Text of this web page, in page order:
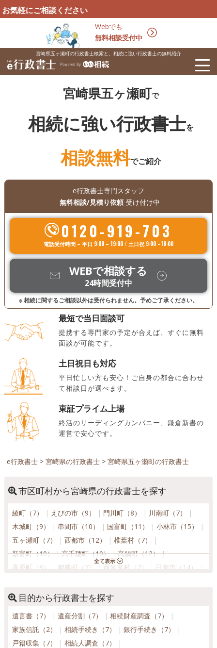
Webでも
無料相談受付中
ください
宮崎県五ヶ瀬町の行政書士検索と、相続に強い行政書士の無料紹介
宮崎県五ヶ瀬町で
相続に強い行政書士を
相談無料でご紹介
e行政書士専門スタッフ
無料相談/見積り依頼 受け付け中
0120-919-703
電話受付時間 – 平日 9:00 – 19:00 / 土日祝 9:00 –18:00
WEBで相談する
24時間受付中
※ 相続に関するご相談以外は受付られません。予めご了承ください。
最短で当日面談可
提携する専門家の予定が合えば、すぐに無料
面談が可能です。
土日祝日も対応
平日忙しい方も安心！ご自身の都合に合わせ
て相談日が選べます。
東証プライム上場
終活のリーディングカンパニー、鎌倉新書の
運営で安心です。
e行政書士> 宮崎県の行政書士> 宮崎県五ヶ瀬町の行政書士
市区町村から宮崎県の行政書士を探す
綾町（7） えびの市（9） 門川町（8）
川南町（7）
木城町（9）
串間市（10） 国富町（11）
小林市（15）
五ヶ瀬町（7）
西都市（12）
椎葉村（7）
新富町（10）
高千穂町（10）
高鍋町（12）
高原町（8）
都農町（7） 西米良村（7）
日南市（14）
美郷町（2）
三股町（12）
都城市（50）
目的から行政書士を探す
遺言書（7） 遺産分割（7）
相続財産調査（7）
家族信託（2）
相続手続き（7）
銀行手続き（7）
戸籍収集（7）
相続人調査（7）